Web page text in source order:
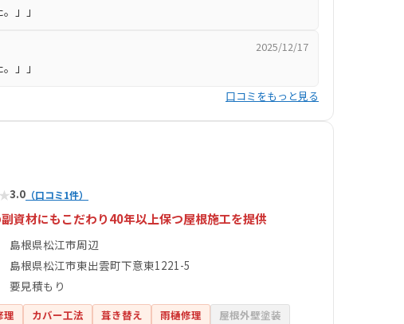
」」
2025/12/17
」」
口コミをもっと見る
★3.0 （口コミ1件）
資材にもこだわり40年以上保つ屋根施工を提供
島根県松江市周辺
島根県松江市東出雲町下意東1221-5
要見積もり
理 カバー工法 葺き替え 雨樋修理 屋根外壁塗装